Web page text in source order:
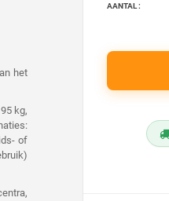
het
kg,
of
AANTAL :